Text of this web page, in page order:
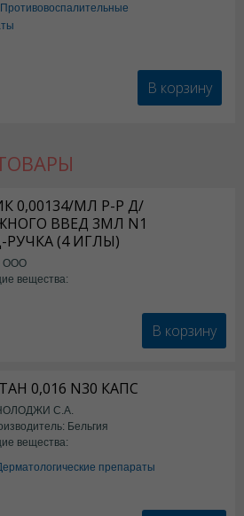
Противовоспалительные
В корзину
0,00134/МЛ Р-Р Д/
ВВЕД 3МЛ N1
(4 ИГЛЫ)
ООО
вещества:
В корзину
0,016 N30 КАПС
С.А.
Бельгия
вещества:
препараты